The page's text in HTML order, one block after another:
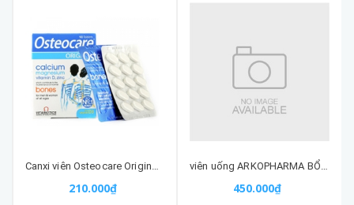
210.000₫ 450.000₫